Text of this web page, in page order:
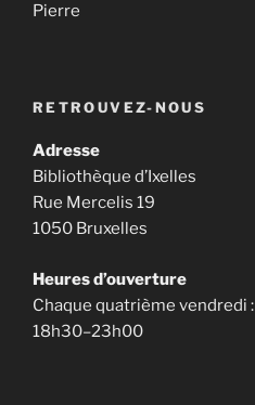
Pierre
RETROUVEZ-NOUS
Adresse
Bibliothèque d’Ixelles
Rue Mercelis 19
1050 Bruxelles
Heures d’ouverture
Chaque quatrième vendredi :
18h30–23h00